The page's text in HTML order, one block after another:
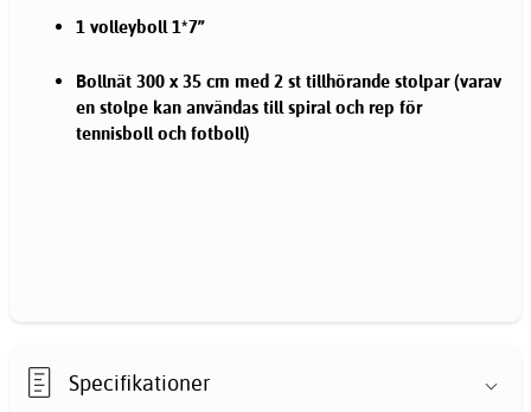
1 volleyboll 1*7”
Bollnät 300 x 35 cm med 2 st tillhörande stolpar (varav
en stolpe kan användas till spiral och rep för
tennisboll och fotboll)
Specifikationer